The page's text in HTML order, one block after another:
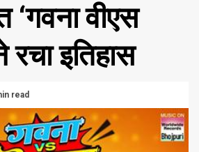
वीएस
इतिहास
read